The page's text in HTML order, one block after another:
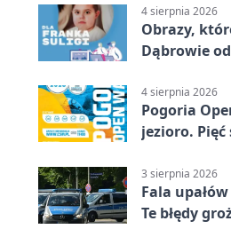
4 sierpnia 2026
Obrazy,
Dąbrowie
4 sierpnia 2026
Pogoria
jezioro.
3 sierpnia 2026
Fala
Te błędy